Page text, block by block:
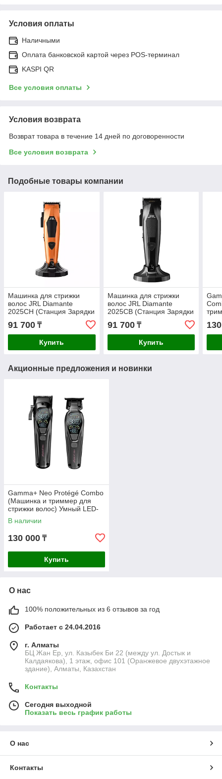
Условия оплаты
Наличными
Оплата банковской картой через POS-терминал
KASPI QR
Все условия оплаты
Условия возврата
Возврат товара в течение 14 дней по договоренности
Все условия возврата
Подобные товары компании
Машинка для стрижки
волос JRL Diamante
2025CH (Станция Зарядки
в комплекте) Оранжевый
цвет
91 700 ₸
Купить
Машинка для стрижки
волос JRL Diamante
2025CB (Станция Зарядки
в комплекте) Чёрный цвет
91 700₸
Купить
Акционные предложения и новинки
Gamma+ Neo Protégé Combo
(Машинка и триммер для
стрижки волос) Умный LED-
дисплей (в фирменном
кейсе) черный
В наличии
130 000 ₸
Купить
О нас
100% положительных из 6 отзывов за год
Работает с 24.04.2016
г. Алматы
БЦ Жан Ер, ул. Казыбек Би 22 (между ул. Достык и
Калдаякова), 1 этаж, офис 101 (Оранжевое двухэтажное
здание), Алматы, Казахстан
Контакты
Сегодня выходной
Показать весь график работы
О нас
Контакты